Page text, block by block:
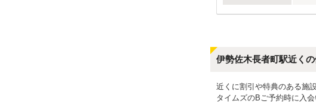
伊勢佐木長者町駅近く
近くに割引や特典のある施
タイムズのBご予約時に入